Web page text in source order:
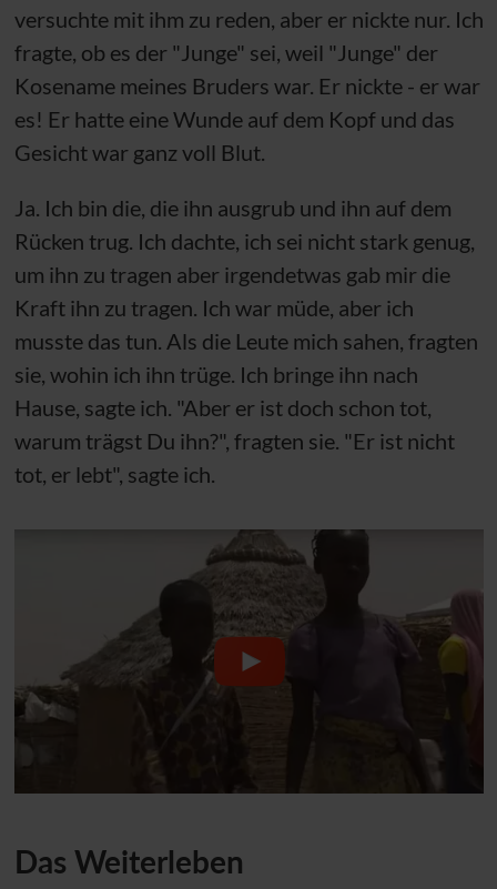
versuchte mit ihm zu reden, aber er nickte nur. Ich
fragte, ob es der "Junge" sei, weil "Junge" der
Kosename meines Bruders war. Er nickte - er war
es! Er hatte eine Wunde auf dem Kopf und das
Gesicht war ganz voll Blut.
Ja. Ich bin die, die ihn ausgrub und ihn auf dem
Rücken trug. Ich dachte, ich sei nicht stark genug,
um ihn zu tragen aber irgendetwas gab mir die
Kraft ihn zu tragen. Ich war müde, aber ich
musste das tun. Als die Leute mich sahen, fragten
sie, wohin ich ihn trüge. Ich bringe ihn nach
Hause, sagte ich. "Aber er ist doch schon tot,
warum trägst Du ihn?", fragten sie. "Er ist nicht
tot, er lebt", sagte ich.
Das Weiterleben